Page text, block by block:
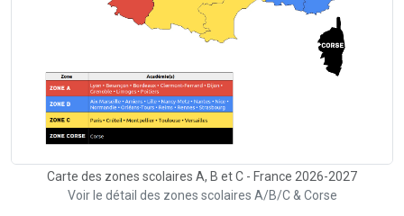
Carte des zones scolaires A, B et C - France 2026-2027
Voir le détail des zones scolaires A/B/C & Corse